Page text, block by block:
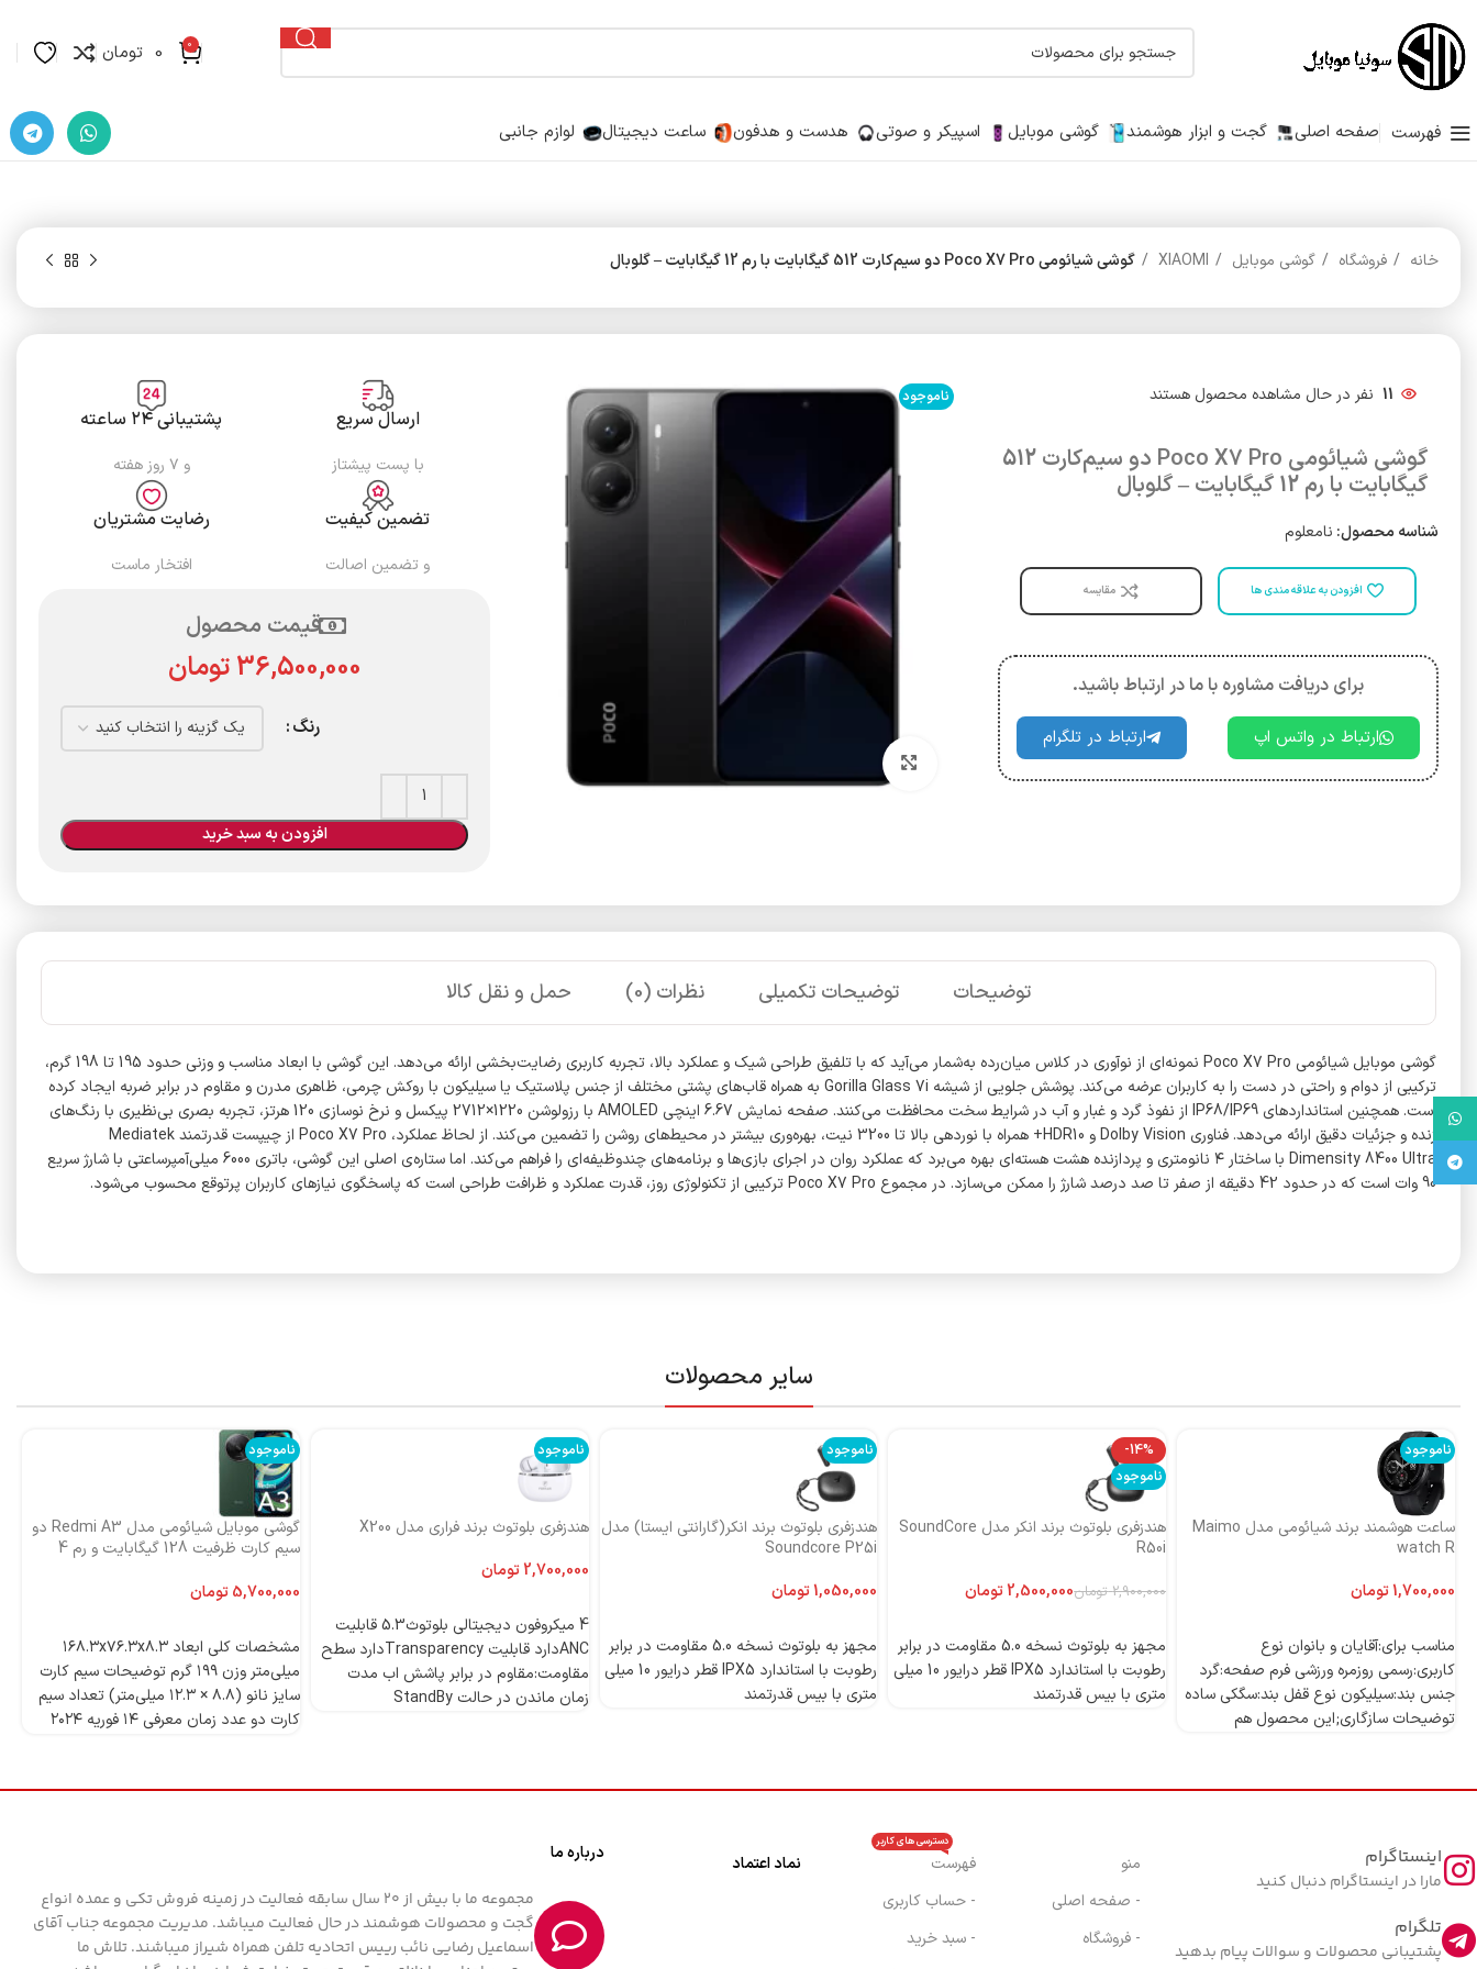
0
0 تومان
فهرست صفحه اصلی گجت و ابزار هوشمند گوشی موبایل اسپیکر و صوتی هدست و هدفون ساعت دیجیتال لوازم جانبی
خانه فروشگاه گوشی موبایل XIAOMI گوشی شیائومی Poco X7 Pro دو سیم‌کارت 512 گیگابایت با رم 12 گیگابایت – گلوبال
تومان
11 نفر در حال مشاهده محصول هستند
گوشی شیائومی Poco X7 Pro دو سیم‌کارت 512
گیگابایت با رم 12 گیگابایت – گلوبال
شناسه محصول: نامعلوم
افزودن به علاقه مندی ها مقایسه
برای دریافت مشاوره با ما در ارتباط باشید.
ارتباط در واتس اپ ارتباط در تلگرام
ناموجود
ارسال سریع
با پست پیشتاز
پشتیبانی ۲۴ ساعته
و ۷ روز هفته
تضمین کیفیت
و تضمین اصالت
رضایت مشتریان
افتخار ماست
قیمت محصول
تومان
رنگ
افزودن به سبد خرید
توضیحات توضیحات تکمیلی نظرات (0) حمل و نقل کالا
گوشی موبایل شیائومی Poco X7 Pro نمونه‌ای از نوآوری در کلاس میان‌رده به‌شمار می‌آید که با تلفیق طراحی شیک و عملکرد بالا، تجربه کاربری رضایت‌بخشی ارائه می‌دهد. این گوشی با ابعاد مناسب و وزنی حدود 195 تا 198 گرم،
ترکیبی از دوام و راحتی در دست را به کاربران عرضه می‌کند. پوشش جلویی از شیشه Gorilla Glass 7i به همراه قاب‌های پشتی مختلف از جنس پلاستیک یا سیلیکون با روکش چرمی، ظاهری مدرن و مقاوم در برابر ضربه ایجاد کرده
است. همچنین استانداردهای IP68/IP69 از نفوذ گرد و غبار و آب در شرایط سخت محافظت می‌کنند. صفحه نمایش 6.67 اینچی AMOLED با رزولوشن 1220×2712 پیکسل و نرخ نوسازی 120 هرتز، تجربه بصری بی‌نظیری با رنگ‌های
زنده و جزئیات دقیق ارائه می‌دهد. فناوری Dolby Vision و HDR10+ همراه با نوردهی بالا تا 3200 نیت، بهره‌وری بیشتر در محیط‌های روشن را تضمین می‌کند. از لحاظ عملکرد، Poco X7 Pro از چیپست قدرتمند Mediatek
Dimensity 8400 Ultra با ساختار ۴ نانومتری و پردازنده هشت هسته‌ای بهره می‌برد که عملکرد روان در اجرای بازی‌ها و برنامه‌های چندوظیفه‌ای را فراهم می‌کند. اما ستاره‌ی اصلی این گوشی، باتری 6000 میلی‌آمپرساعتی با شارژ سریع
90 وات است که در حدود 42 دقیقه از صفر تا صد درصد شارژ را ممکن می‌سازد. در مجموع Poco X7 Pro ترکیبی از تکنولوژی روز، قدرت عملکرد و ظرافت طراحی است که پاسخگوی نیازهای کاربران پرتوقع محسوب می‌شود.
سایر محصولات
ناموجود
ساعت هوشمند برند شیائومی مدل Maimo
watch R
تومان
مناسب برای:آقایان و بانوان نوع
کاربری:رسمی روزمره ورزشی فرم صفحه:گرد
جنس بند:سیلیکون نوع قفل بند:سگکی ساده
توضیحات سازگاری;این محصول هم
-14%
ناموجود
هندزفری بلوتوث برند انکر مدل SoundCore
R50i
2,900,000 تومان2,500,000تومان
مجهز به بلوتوث نسخه 5.0 مقاومت در برابر
رطوبت با استاندارد IPX5 قطر درایور 10 میلی
متری با بیس قدرتمند
ناموجود
هندزفری بلوتوث برند انکر(گارانتی ایستا) مدل
Soundcore P25i
تومان
مجهز به بلوتوث نسخه 5.0 مقاومت در برابر
رطوبت با استاندارد IPX5 قطر درایور 10 میلی
متری با بیس قدرتمند
ناموجود
هندزفری بلوتوث برند فراری مدل X200
تومان
4 میکروفون دیجیتالی بلوتوث5.3 قابلیت
ANCدارد قابلیت Transparencyدارد سطح
مقاومت:مقاوم در برابر پاشش اب مدت
زمان ماندن در حالت StandBy
ناموجود
گوشی موبایل شیائومی مدل Redmi A3 دو
سیم کارت ظرفیت 128 گیگابایت و رم 4
تومان
مشخصات کلی ابعاد ۱۶۸.۳x۷۶.۳x۸.۳
میلی‌متر وزن ۱۹۹ گرم توضیحات سیم کارت
سایز نانو (۸.۸ × ۱۲.۳ میلی‌متر) تعداد سیم
کارت دو عدد زمان معرفی ۱۴ فوریه ۲۰۲۴
nm) پردازنده‌ مرکزی Octa-core (۴x۲.۲
GE۸۳۲۰ حافظه حافظه داخلی ۱۲۸ گیگابایت
مقدار RAM ۴ گیگابایت پشتیبانی از کارت
حافظه microSD استاندارد کارت حافظه
microSDXC توضیحات کارت حافظه جانبی
اینستاگرام
مارا در اینستاگرام دنبال کنید
تلگرام
پشتیبانی محصولات و سوالات پیام بدهید
منو
- صفحه اصلی
- فروشگاه
فهرست
دسترسی های کاربر
- حساب کاربری
- سبد خرید
نماد اعتماد درباره ما
مجموعه ما با بیش از 20 سال سابقه فعالیت در زمینه فروش تکی و عمده انواع
گجت و محصولات هوشمند در حال فعالیت میباشد. مدیریت مجموعه جناب آقای
اسماعیل رضایی نائب رییس اتحادیه تلفن همراه شیراز میباشند. تلاش ما
واتس آپ
تلگرام